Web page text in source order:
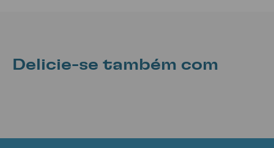
Delicie-se também com